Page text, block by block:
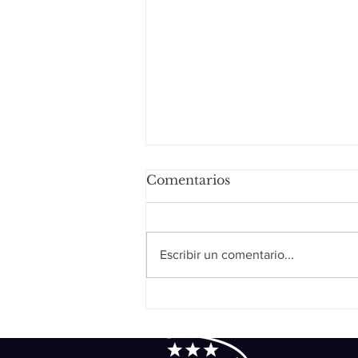
agropecuario ante
Comentarios
Escribir un comentario...